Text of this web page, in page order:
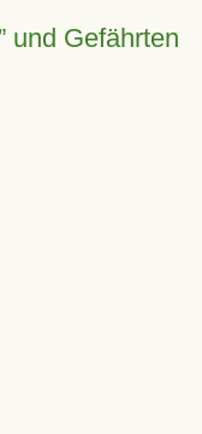
und Gefährten